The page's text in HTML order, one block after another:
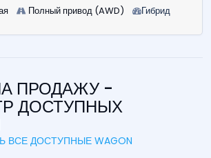
Полный привод (AWD) Гибрид
ПРОДАЖУ -
ДОСТУПНЫХ
ВСЕ ДОСТУПНЫЕ WAGON